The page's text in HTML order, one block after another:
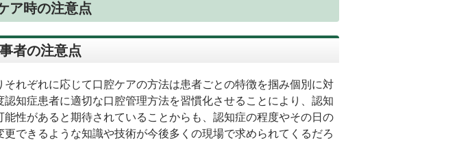
ア時の注意点
者の注意点
れぞれに応じて口腔ケアの方法は患者ごとの特徴を掴み個別に対
知症患者に適切な口腔管理方法を習慣化させることにより、認知
性があると期待されていることからも、認知症の程度やその日の
できるような知識や技術が今後多くの現場で求められてくるだろ